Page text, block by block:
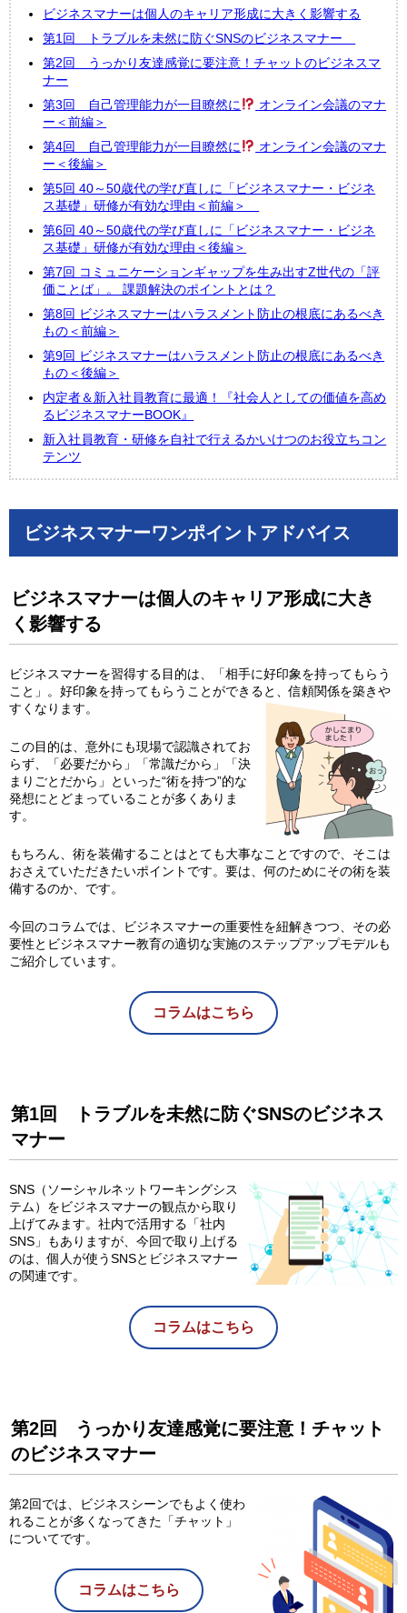
ビジネスマナーは個人のキャリア形成に大きく影響する
第1回 トラブルを未然に防ぐSNSのビジネスマナー
第2回 うっかり友達感覚に要注意！チャットのビジネスマ
ナー
第3回 自己管理能力が一目瞭然に
オンライン会議のマナ
ー＜前編＞
第4回 自己管理能力が一目瞭然に
オンライン会議のマナ
ー＜後編＞
第5回 40～50歳代の学び直しに「ビジネスマナー・ビジネ
ス基礎」研修が有効な理由＜前編＞
第6回 40～50歳代の学び直しに「ビジネスマナー・ビジネ
ス基礎」研修が有効な理由＜後編＞
第7回 コミュニケーションギャップを生み出すZ世代の「評
価ことば」。 課題解決のポイントとは？
第8回 ビジネスマナーはハラスメント防止の根底にあるべき
もの＜前編＞
第9回 ビジネスマナーはハラスメント防止の根底にあるべき
もの＜後編＞
内定者＆新入社員教育に最適！『社会人としての価値を高め
るビジネスマナーBOOK』
新入社員教育・研修を自社で行えるかいけつのお役立ちコン
テンツ
ビジネスマナーワンポイントアドバイス
ビジネスマナーは個人のキャリア形成に大き
く影響する
ビジネスマナーを習得する目的は、「相手に好印象を持ってもらう
こと」。好印象を持ってもらうことができると、信頼関係を築きや
すくなります。
この目的は、意外にも現場で認識されてお
らず、「必要だから」「常識だから」「決
まりごとだから」といった“術を持つ”的な
発想にとどまっていることが多くありま
す。
もちろん、術を装備することはとても大事なことですので、そこは
おさえていただきたいポイントです。要は、何のためにその術を装
備するのか、です。
今回のコラムでは、ビジネスマナーの重要性を紐解きつつ、その必
要性とビジネスマナー教育の適切な実施のステップアップモデルも
ご紹介しています。
コラムはこちら
第1回 トラブルを未然に防ぐSNSのビジネス
マナー
SNS（ソーシャルネットワーキングシス
テム）をビジネスマナーの観点から取り
上げてみます。社内で活用する「社内
SNS」もありますが、今回で取り上げる
のは、個人が使うSNSとビジネスマナー
の関連です。
コラムはこちら
第2回 うっかり友達感覚に要注意！チャット
のビジネスマナー
第2回では、ビジネスシーンでもよく使わ
れることが多くなってきた「チャット」
についてです。
コラムはこちら